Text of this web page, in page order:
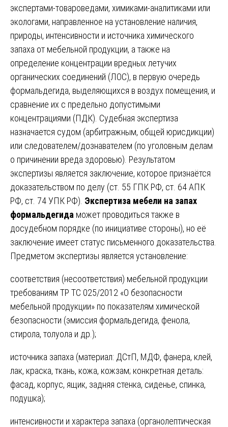
экспертами-товароведами, химиками-аналитиками или
экологами, направленное на установление наличия,
природы, интенсивности и источника химического
запаха от мебельной продукции, а также на
определение концентрации вредных летучих
органических соединений (ЛОС), в первую очередь
формальдегида, выделяющихся в воздух помещения, и
сравнение их с предельно допустимыми
концентрациями (ПДК). Судебная экспертиза
назначается судом (арбитражным, общей юрисдикции)
или следователем/дознавателем (по уголовным делам
о причинении вреда здоровью). Результатом
экспертизы является заключение, которое признаётся
доказательством по делу (ст. 55 ГПК РФ, ст. 64 АПК
РФ, ст. 74 УПК РФ). Экспертиза мебели на запах
формальдегида может проводиться также в
досудебном порядке (по инициативе стороны), но её
заключение имеет статус письменного доказательства.
Предметом экспертизы является установление:
соответствия (несоответствия) мебельной продукции
требованиям ТР ТС 025/2012 «О безопасности
мебельной продукции» по показателям химической
безопасности (эмиссия формальдегида, фенола,
стирола, толуола и др.);
источника запаха (материал: ДСтП, МДФ, фанера, клей,
лак, краска, ткань, кожа, кожзам; конкретная деталь:
фасад, корпус, ящик, задняя стенка, сиденье, спинка,
подушка);
интенсивности и характера запаха (органолептическая